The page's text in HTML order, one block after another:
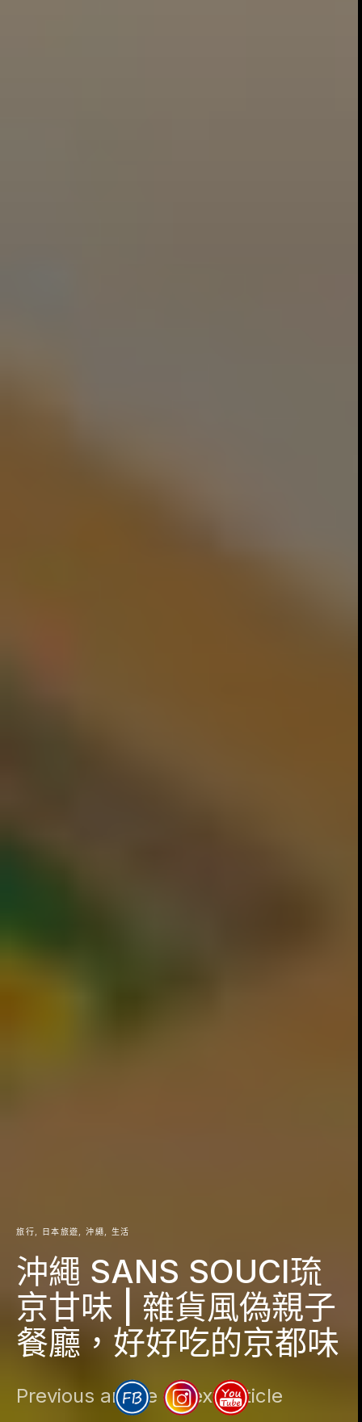
旅行 日本旅遊 沖繩 生活
沖繩 SANS SOUCI琉
京甘味 | 雜貨風偽親子
餐廳，好好吃的京都味
Previous article Next article